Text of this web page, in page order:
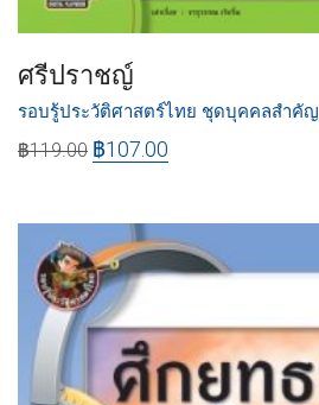
ศรีปราชญ์
รอบรู้ประวัติศาสตร์ไทย ชุดบุคคลสำคัญ
฿119.00 ฿107.00